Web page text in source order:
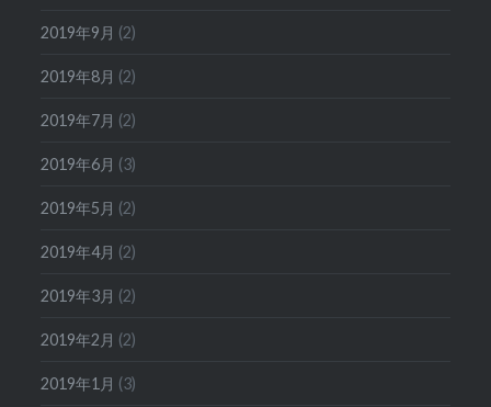
2019年9月 (2)
2019年8月 (2)
2019年7月 (2)
2019年6月 (3)
2019年5月 (2)
2019年4月 (2)
2019年3月 (2)
2019年2月 (2)
2019年1月 (3)